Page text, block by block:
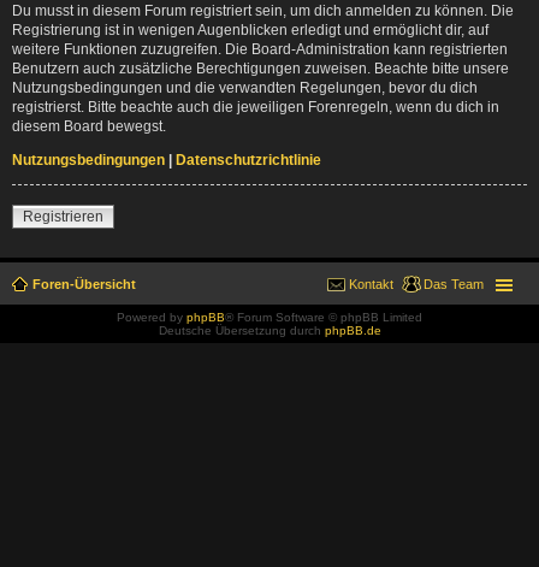
Du musst in diesem Forum registriert sein, um dich anmelden zu können. Die
Registrierung ist in wenigen Augenblicken erledigt und ermöglicht dir, auf
weitere Funktionen zuzugreifen. Die Board-Administration kann registrierten
Benutzern auch zusätzliche Berechtigungen zuweisen. Beachte bitte unsere
Nutzungsbedingungen und die verwandten Regelungen, bevor du dich
registrierst. Bitte beachte auch die jeweiligen Forenregeln, wenn du dich in
diesem Board bewegst.
Nutzungsbedingungen | Datenschutzrichtlinie
Registrieren
Foren-Übersicht Das Team
Kontakt
Powered by phpBB® Forum Software © phpBB Limited
Deutsche Übersetzung durch phpBB.de